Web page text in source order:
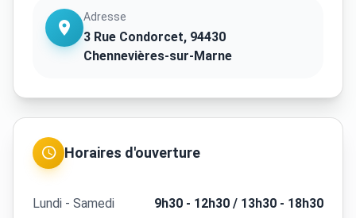
Adresse
3 Rue Condorcet, 94430
Chennevières-sur-Marne
Horaires d'ouverture
Lundi - Samedi 9h30 - 12h30 / 13h30 - 18h30